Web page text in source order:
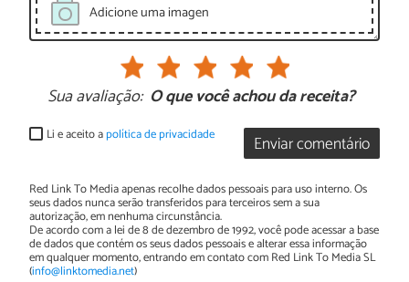
Adicione uma imagen
Sua avaliação: O que você achou da receita?
Enviar comentário
Li e aceito apolítica de privacidade
Red Link To Media apenas recolhe dados pessoais para uso interno. Os
seus dados nunca serão transferidos para terceiros sem a sua
autorização, em nenhuma circunstância.
De acordo com a lei de 8 de dezembro de 1992, você pode acessar a base
de dados que contém os seus dados pessoais e alterar essa informação
em qualquer momento, entrando em contato com Red Link To Media SL
(info@linktomedia.net)